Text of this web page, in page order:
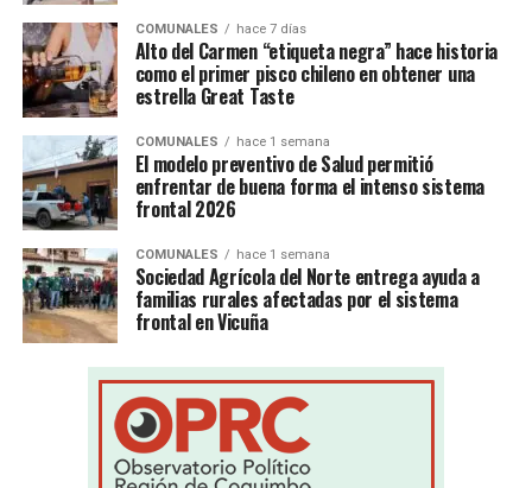
COMUNALES hace 7 días
Alto del Carmen “etiqueta negra” hace historia
como el primer pisco chileno en obtener una
estrella Great Taste
COMUNALES hace 1 semana
El modelo preventivo de Salud permitió
enfrentar de buena forma el intenso sistema
frontal 2026
COMUNALES hace 1 semana
Sociedad Agrícola del Norte entrega ayuda a
familias rurales afectadas por el sistema
frontal en Vicuña